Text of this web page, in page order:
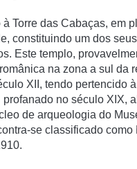
à Torre das Cabaças, em
constituindo um dos
Este templo,
na zona a sul da
XII, tendo pertencido
profanado no século XIX,
de arqueologia do
se classificado como